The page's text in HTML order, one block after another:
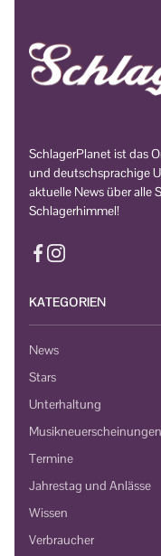
SchlagerPlanet ist das
und deutschsprachige
aktuelle News über alle
Schlagerhimmel!
KATEGORIEN
News
Stars
Unterhaltung
Musikneuerscheinungen
Termine
Jahrestag und Anlässe
Wissen
Verbraucher